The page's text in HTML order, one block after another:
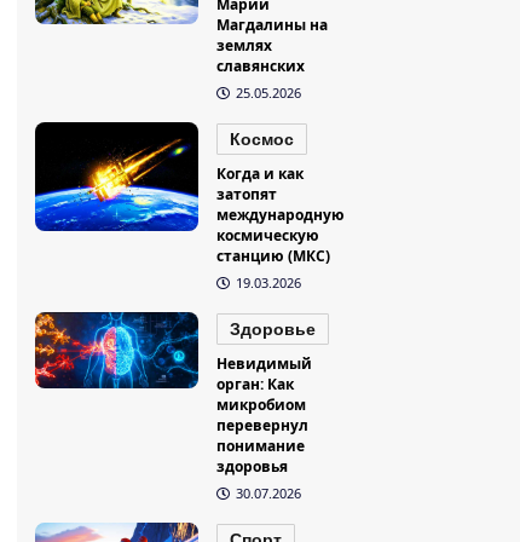
Марии
Магдалины на
землях
славянских
25.05.2026
Космос
Когда и как
затопят
международную
космическую
станцию (МКС)
19.03.2026
Здоровье
Невидимый
орган: Как
микробиом
перевернул
понимание
здоровья
30.07.2026